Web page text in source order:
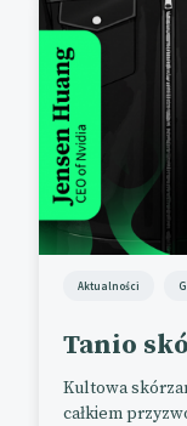
Aktualności
Tanio
Kultowa
całkiem